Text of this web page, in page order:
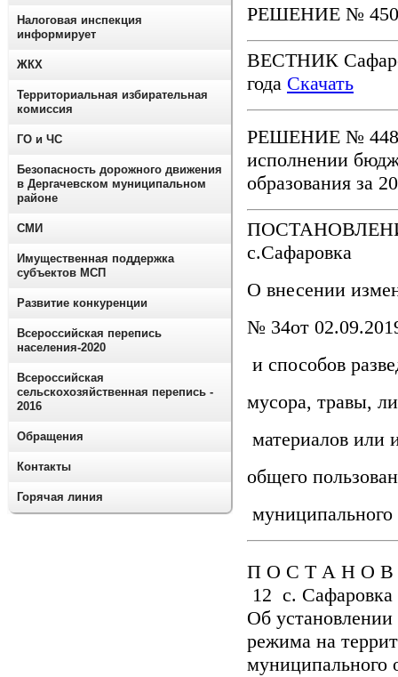
РЕШЕНИЕ № 450-
ВЕСТНИК
года Скачать
РЕШЕНИЕ № 448-
исполнении
образования за
с.Сафаровка
О внесении
№ 34от
и способов
мусора, травы,
материалов или
общего
П О С Т А Н О В
12 с. Сафаровка
Об установлении
режима на
муниципального
Налоговая инспекция
информирует
ЖКХ
Территориальная избирательная
комиссия
ГО и ЧС
Безопасность дорожного движения
в Дергачевском муниципальном
районе
СМИ
Имущественная поддержка
субъектов МСП
Развитие конкуренции
Всероссийская перепись
населения-2020
Всероссийская
сельскохозяйственная перепись -
2016
Обращения
Контакты
Горячая линия